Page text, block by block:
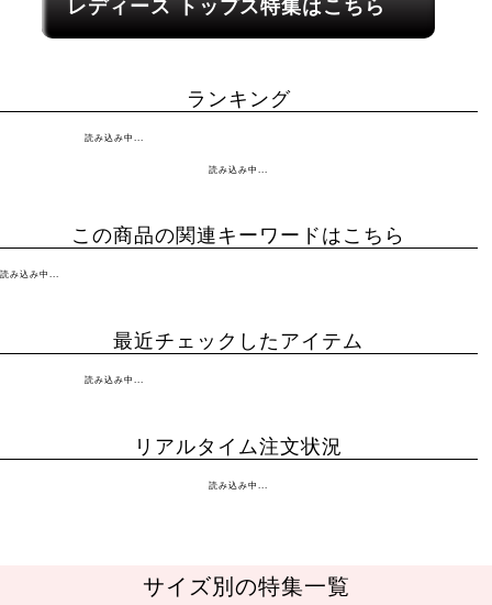
レディース トップス特集はこちら
ランキング
読み込み中...
読み込み中...
この商品の関連キーワードはこちら
読み込み中...
最近チェックしたアイテム
読み込み中...
リアルタイム注文状況
読み込み中...
サイズ別の特集一覧